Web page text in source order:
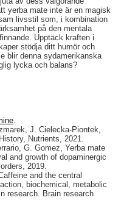
yerba mate inte är en magisk
livsstil som, i kombination
på den mentala
Upptäck kraften i
stödja ditt humör och
blir denna sydamerikanska
lycka och balans?
J. Cielecka-Piontek,
Nutrients, 2021.
G. Gomez, Yerba mate
and growth of dopaminergic
2019.
and the central
biochemical, metabolic
research. Brain research